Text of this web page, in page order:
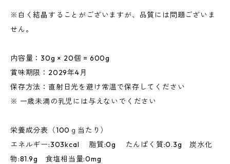
※白く結晶することがございますが、品質には問題ございま
せん。
内容量：30g × 20個 = 600g
賞味期限：2029年4月
保存方法：直射日光を避け常温で保存してください
※ 一歳未満の乳児には与えないでください
栄養成分表（100ｇ当たり）
エネルギー:303kcal 脂質:0g たんぱく質:0.3g 炭水化
物:81.9g 食塩相当量:0mg